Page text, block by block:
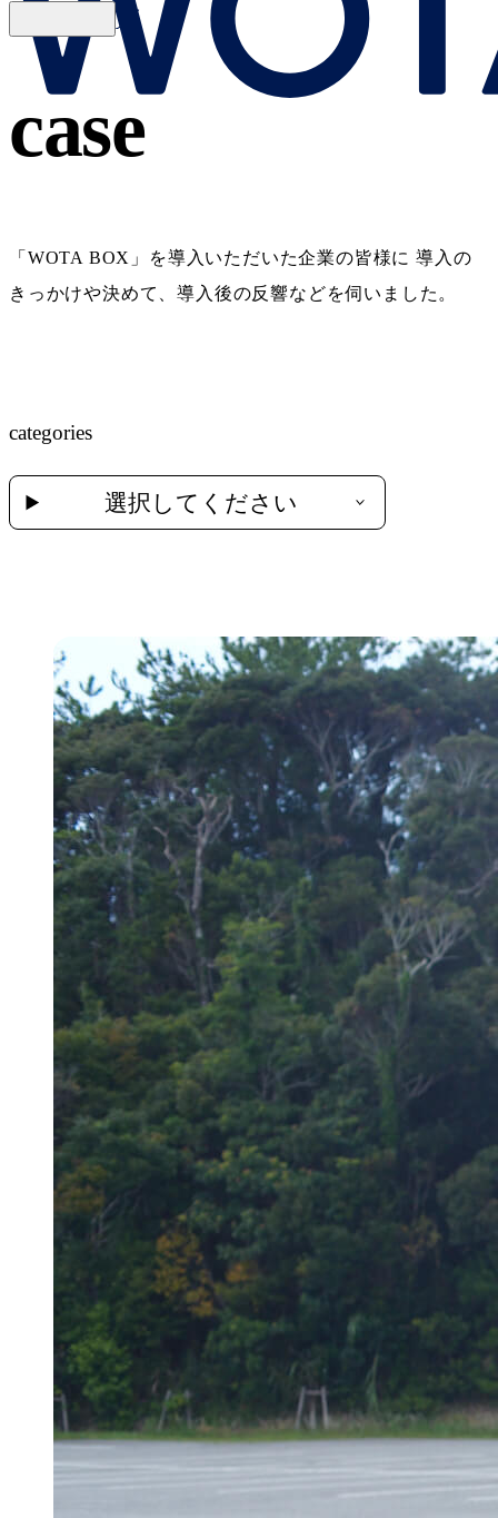
case
WOTA BOX 導入事例
「WOTA BOX」を導入いただいた企業の皆様に 導入の
きっかけや決めて、導入後の反響などを伺いました。
categories
選択してください